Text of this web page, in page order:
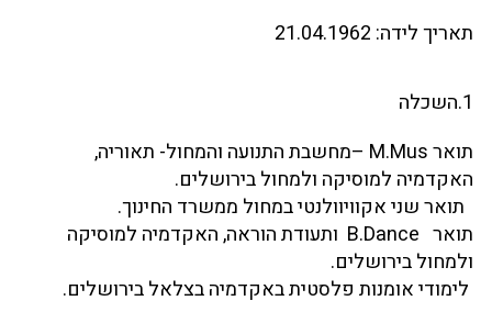
תאריך לידה:
1.השכלה
תואר M.Mus –מחשבת התנועה והמחול- תאוריה,
האקדמיה למוסיקה ולמחול בירושלים.
תואר שני אקוויוולנטי במחול ממשרד החינוך.
תואר B.Dance ותעודת הוראה, האקדמיה למוסיקה
ולמחול בירושלים.
לימודי אומנות פלסטית באקדמיה בצלאל בירושלים.